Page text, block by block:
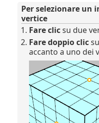
Per selezionare un
vertice
Fare clicsu due
Fare doppio clic
accanto a uno dei